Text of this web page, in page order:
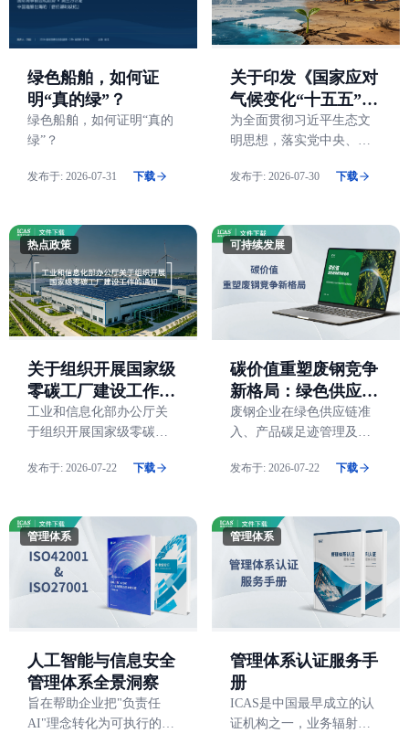
绿色船舶，如何证
明“真的绿”？
绿色船舶，如何证明“真的
绿”？
发布于: 2026-07-31 下载
关于印发《国家应对
气候变化“十五五”规
划》的通知
为全面贯彻习近平生态文
明思想，落实党中央、国
了《国家应对气候变化“十
发布于: 2026-07-30 下载
热点政策
关于组织开展国家级
零碳工厂建设工作的
通知
工业和信息化部办公厅关
于组织开展国家级零碳工
发布于: 2026-07-22 下载
可持续发展
碳价值重塑废钢竞争
新格局：绿色供应链
准入与碳关税应对的
价值落地指南
废钢企业在绿色供应链准
入、产品碳足迹管理及
发布于: 2026-07-22 下载
管理体系
人工智能与信息安全
管理体系全景洞察
旨在帮助企业把"负责任
AI"理念转化为可执行的管
管理体系
管理体系认证服务手
册
ICAS是中国最早成立的认
证机构之一，业务辐射全